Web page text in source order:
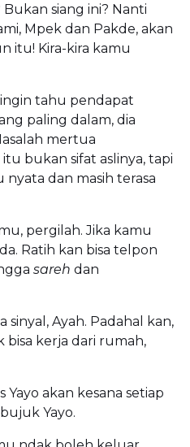
siang ini? Nanti
Mpek dan Pakde, akan
itu! Kira-kira kamu
ingin tahu pendapat
paling dalam, dia
mertua
bukan sifat aslinya, tapi
dan masih terasa
pergilah. Jika kamu
Ratih kan bisa telpon
sareh dan
sinyal, Ayah. Padahal kan,
bisa kerja dari rumah,
Yayo akan kesana setiap
Yayo.